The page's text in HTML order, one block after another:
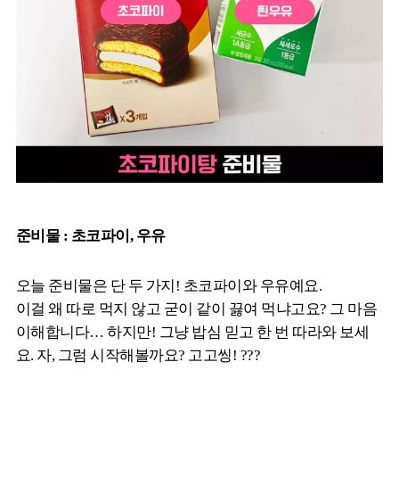
준비물 : 초코파이, 우유
오늘 준비물은 단 두 가지! 초코파이와 우유예요.
이걸 왜 따로 먹지 않고 굳이 같이 끓여 먹냐고요? 그 마음
이해합니다… 하지만! 그냥 밥심 믿고 한 번 따라와 보세
요. 자, 그럼 시작해볼까요? 고고씽! ???